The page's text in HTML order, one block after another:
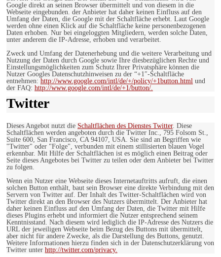
Google direkt an seinen Browser übermittelt und von diesem in die
Webseite eingebunden. der Anbieter hat daher keinen Einfluss auf den
Umfang der Daten, die Google mit der Schaltfläche erhebt. Laut Google
werden ohne einen Klick auf die Schaltfläche keine personenbezogenen
Daten erhoben. Nur bei eingeloggten Mitgliedern, werden solche Daten,
unter anderem die IP-Adresse, erhoben und verarbeitet.
Zweck und Umfang der Datenerhebung und die weitere Verarbeitung und
Nutzung der Daten durch Google sowie Ihre diesbezüglichen Rechte und
Einstellungsmöglichkeiten zum Schutz Ihrer Privatsphäre können die
Nutzer Googles Datenschutzhinweisen zu der “+1″-Schaltfläche
entnehmen: http://www.google.com/intl/de/+/policy/+1button.html und
der FAQ: http://www.google.com/intl/de/+1/button/.
Twitter
Dieses Angebot nutzt die Schaltflächen des Dienstes Twitter. Diese
Schaltflächen werden angeboten durch die Twitter Inc., 795 Folsom St.,
Suite 600, San Francisco, CA 94107, USA. Sie sind an Begriffen wie
"Twitter" oder "Folge", verbunden mit einem stillisierten blauen Vogel
erkennbar. Mit Hilfe der Schaltflächen ist es möglich einen Beitrag oder
Seite dieses Angebotes bei Twitter zu teilen oder dem Anbieter bei Twitter
zu folgen.
Wenn ein Nutzer eine Webseite dieses Internetauftritts aufruft, die einen
solchen Button enthält, baut sein Browser eine direkte Verbindung mit den
Servern von Twitter auf. Der Inhalt des Twitter-Schaltflächen wird von
Twitter direkt an den Browser des Nutzers übermittelt. Der Anbieter hat
daher keinen Einfluss auf den Umfang der Daten, die Twitter mit Hilfe
dieses Plugins erhebt und informiert die Nutzer entsprechend seinem
Kenntnisstand. Nach diesem wird lediglich die IP-Adresse des Nutzers die
URL der jeweiligen Webseite beim Bezug des Buttons mit übermittelt,
aber nicht für andere Zwecke, als die Darstellung des Buttons, genutzt.
Weitere Informationen hierzu finden sich in der Datenschutzerklärung von
Twitter unter http://twitter.com/privacy.